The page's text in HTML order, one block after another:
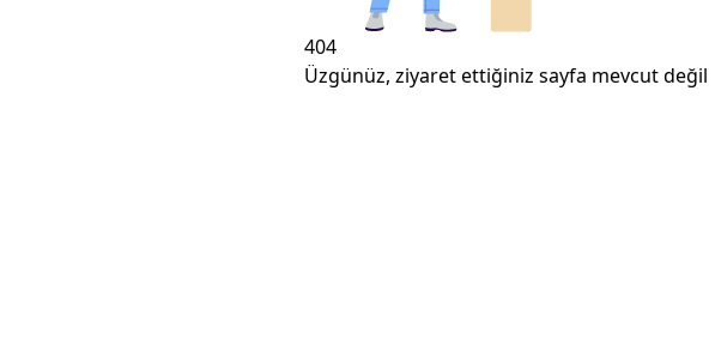
404
Üzgünüz, ziyaret ettiğiniz sayfa mevcut